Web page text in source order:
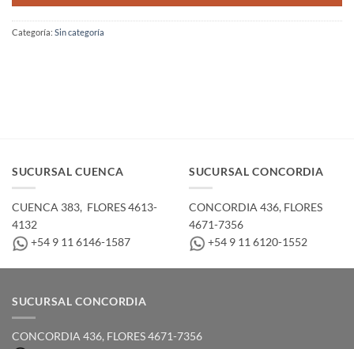
Categoría: Sin categoría
SUCURSAL CUENCA
CUENCA 383, ­ FLORES 4613-
4132
+54 9 11 6146-1587
SUCURSAL CONCORDIA
CONCORDIA 436,­ FLORES
4671-7356
+54 9 11 6120-1552
SUCURSAL CONCORDIA
CONCORDIA 436,­ FLORES 4671-7356